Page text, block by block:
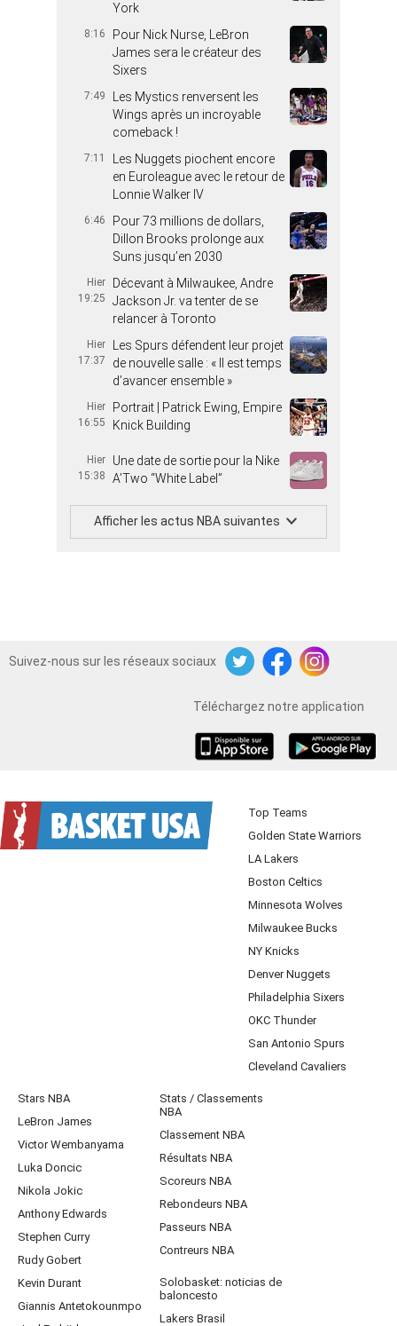
York
8:16
Pour Nick Nurse, LeBron
James sera le créateur des
Sixers
7:49
Les Mystics renversent les
Wings après un incroyable
comeback !
7:11
Les Nuggets piochent encore
en Euroleague avec le retour de
Lonnie Walker IV
6:46
Pour 73 millions de dollars,
Dillon Brooks prolonge aux
Suns jusqu’en 2030
Hier
19:25
Décevant à Milwaukee, Andre
Jackson Jr. va tenter de se
relancer à Toronto
Hier
17:37
Les Spurs défendent leur projet
de nouvelle salle : « Il est temps
d’avancer ensemble »
Hier
16:55
Portrait | Patrick Ewing, Empire
Knick Building
Hier
15:38
Une date de sortie pour la Nike
A’Two “White Label”
Afficher les actus NBA suivantes
Suivez-nous sur les réseaux sociaux
TwitterFacebookInstagram
Téléchargez notre application
Top Teams
Golden State Warriors
LA Lakers
Boston Celtics
Minnesota Wolves
Milwaukee Bucks
NY Knicks
Denver Nuggets
Philadelphia Sixers
OKC Thunder
San Antonio Spurs
Cleveland Cavaliers
Stars NBA
LeBron James
Victor Wembanyama
Luka Doncic
Nikola Jokic
Anthony Edwards
Stephen Curry
Rudy Gobert
Kevin Durant
Giannis Antetokounmpo
Stats / Classements
NBA
Classement NBA
Résultats NBA
Scoreurs NBA
Rebondeurs NBA
Passeurs NBA
Contreurs NBA
Solobasket: noticias de
baloncesto
Lakers Brasil